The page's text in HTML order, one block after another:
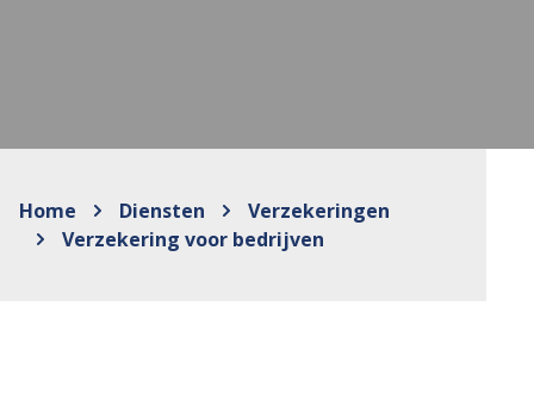
Home Diensten
Verzekeringen
Verzekering voor bedrijven